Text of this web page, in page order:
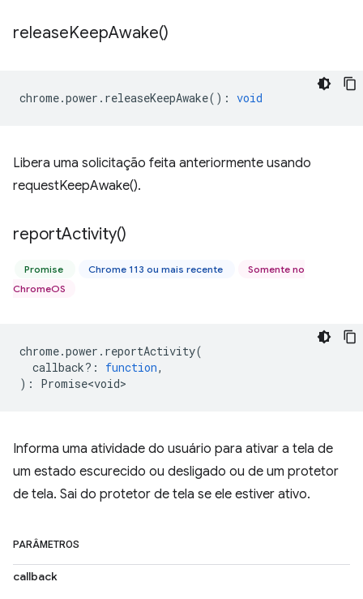
releaseKeepAwake()
chrome.power . releaseKeepAwake() : void
Libera uma solicitação feita anteriormente usando
requestKeepAwake().
reportActivity()
Promise Chrome 113 ou mais recente
Somente no
ChromeOS
chrome.power . reportActivity(
callback? : function,
) : Promise<void>
Informa uma atividade do usuário para ativar a tela de
um estado escurecido ou desligado ou de um protetor
de tela. Sai do protetor de tela se ele estiver ativo.
PARÂMETROS
callback